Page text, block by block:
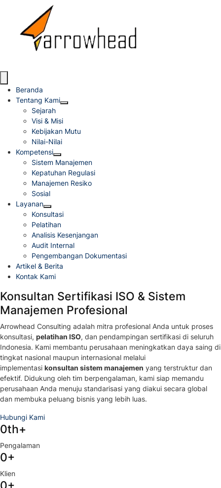
Beranda
Tentang Kami
Sejarah
Visi & Misi
Kebijakan Mutu
Nilai-Nilai
Kompetensi
Sistem Manajemen
Kepatuhan Regulasi
Manajemen Resiko
Sosial
Layanan
Konsultasi
Pelatihan
Analisis Kesenjangan
Audit Internal
Pengembangan Dokumentasi
Artikel & Berita
Kontak Kami
Konsultan Sertifikasi ISO & Sistem
Manajemen Profesional
Arrowhead Consulting adalah mitra profesional Anda untuk proses
konsultasi, pelatihan ISO, dan pendampingan sertifikasi di seluruh
Indonesia. Kami membantu perusahaan meningkatkan daya saing di
tingkat nasional maupun internasional melalui
implementasi konsultan sistem manajemen yang terstruktur dan
efektif. Didukung oleh tim berpengalaman, kami siap memandu
perusahaan Anda menuju standarisasi yang diakui secara global
dan membuka peluang bisnis yang lebih luas.
Hubungi Kami
0th+
Pengalaman
0+
Klien